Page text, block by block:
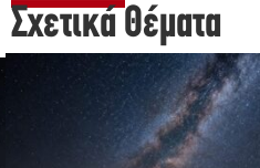
Σχετικά Θέματα